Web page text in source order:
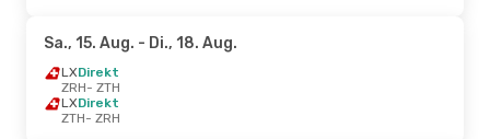
Sa., 15. Aug. - Di., 18. Aug.
LXDirekt
ZRH- ZTH
LXDirekt
ZTH- ZRH